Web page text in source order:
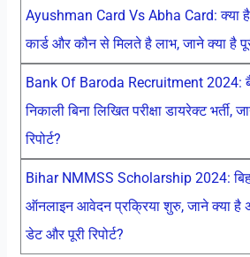
Ayushman Card Vs Abha Card: क्या
कार्ड और कौन से मिलते है लाभ, जाने क्या है पूरी
Bank Of Baroda Recruitment 2024:
निकाली बिना लिखित परीक्षा डायरेक्ट भर्ती,
रिपोर्ट?
Bihar NMMSS Scholarship 2024:
ऑनलाइन आवेदन प्रक्रिया शुरु, जाने क्या है
डेट और पूरी रिपोर्ट?